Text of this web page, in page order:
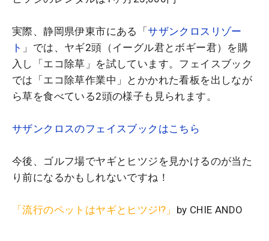
実際、静岡県伊東市にある「サザンクロスリゾー
ト 」では、ヤギ2頭（イーグル君とボギー君）を購
入し「エコ除草」を試しています。フェイスブック
では「エコ除草作業中」とかかれた看板を出しなが
ら草を食べている2頭の様子も見られます。
サザンクロスのフェイスブックはこちら
今後、ゴルフ場でヤギとヒツジを見かけるのが当た
り前になるかもしれないですね！
「流行のペットはヤギとヒツジ!?」 by CHIE ANDO